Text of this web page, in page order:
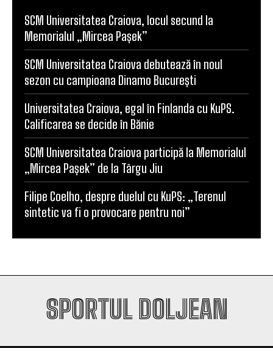
SCM Universitatea Craiova, locul secund la
Memorialul „Mircea Pașek”
SCM Universitatea Craiova debutează în noul
sezon cu campioana Dinamo București
Universitatea Craiova, egal în Finlanda cu KuPS.
Calificarea se decide în Bănie
SCM Universitatea Craiova participă la Memorialul
„Mircea Pașek” de la Târgu Jiu
Filipe Coelho, despre duelul cu KuPS: „Terenul
sintetic va fi o provocare pentru noi”
SPORTUL DOLJEAN